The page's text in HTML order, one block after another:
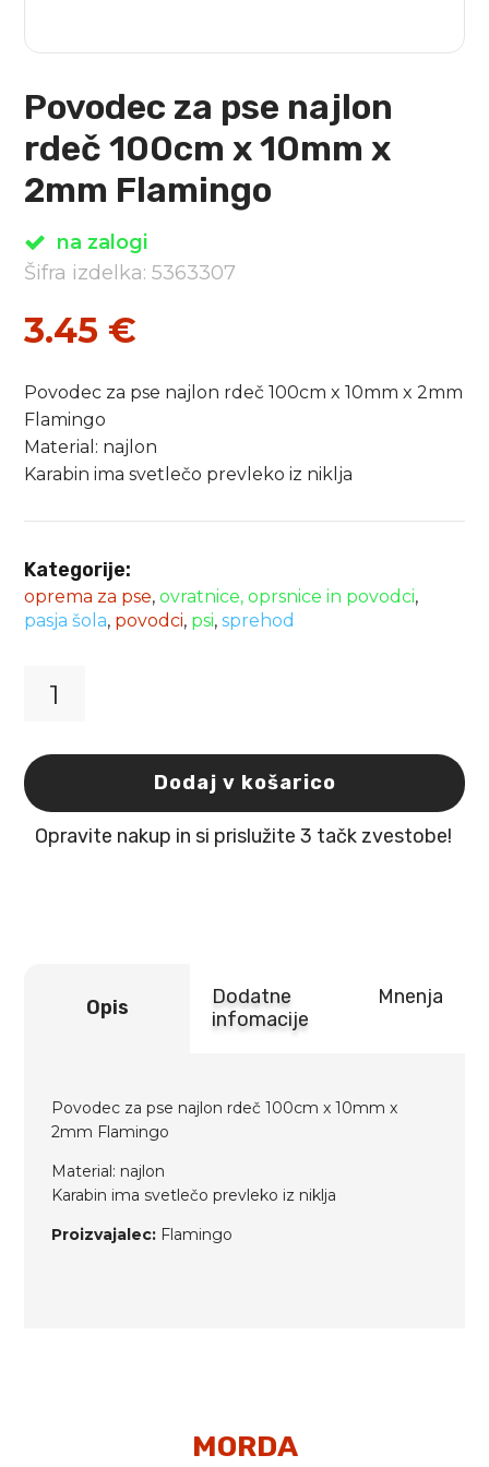
Povodec za pse najlon
rdeč 100cm x 10mm x
2mm Flamingo
na zalogi
Šifra izdelka: 5363307
3.45 €
Povodec za pse najlon rdeč 100cm x 10mm x 2mm
Flamingo
Material: najlon
Karabin ima svetlečo prevleko iz niklja
Kategorije:
oprema za pse,ovratnice, oprsnice in povodci,
pasja šola, povodci, psi,sprehod
pse
najlon
rdeč
100cm
Dodaj v košarico
Opravite nakup in si prislužite 3 tačk zvestobe!
Opis
Dodatne
infomacije
Mnenja
Povodec za pse najlon rdeč 100cm x 10mm x
2mm Flamingo
Material: najlon
Karabin ima svetlečo prevleko iz niklja
Proizvajalec: Flamingo
MORDA